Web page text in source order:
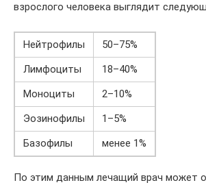
взрослого человека выглядит
Нейтрофилы
50–75%
Лимфоциты
18–40%
Моноциты
2–10%
Эозинофилы
1–5%
Базофилы
менее 1%
По этим данным лечащий врач может